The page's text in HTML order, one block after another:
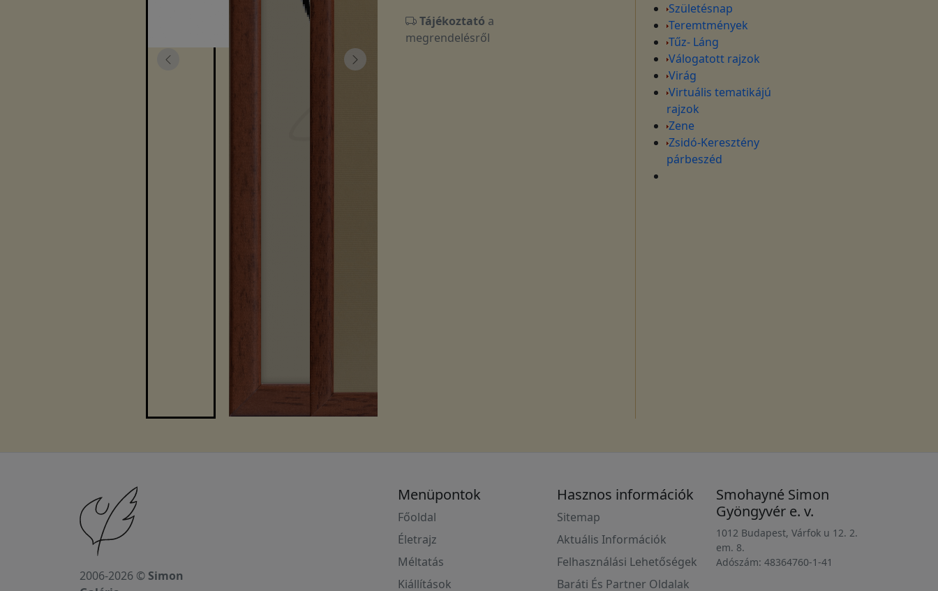
Tájékoztató a
megrendelésről
Születésnap
Teremtmények
Tűz- Láng
Válogatott rajzok
Virág
Virtuális tematikájú
rajzok
Zene
Zsidó-Keresztény
párbeszéd
2006-2026 © Simon
Menüpontok
Főoldal
Életrajz
Méltatás
Kiállítások
Hasznos információk
Sitemap
Aktuális Információk
Felhasználási Lehetőségek
Baráti És Partner Oldalak
Smohayné Simon
Gyöngyvér e. v.
1012 Budapest, Várfok u 12. 2.
em. 8.
Adószám: 48364760-1-41